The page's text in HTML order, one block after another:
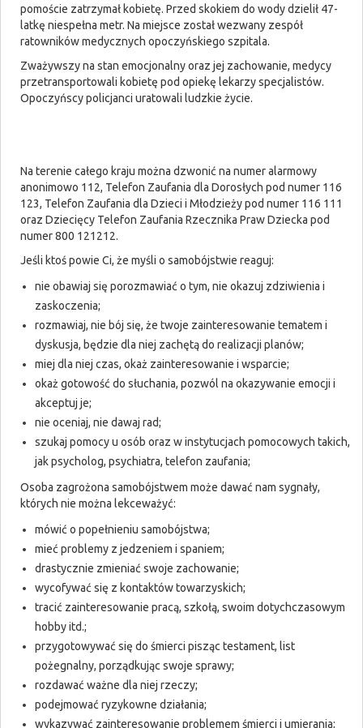
pomoście zatrzymał kobietę. Przed skokiem do wody dzielił 47-
latkę niespełna metr. Na miejsce został wezwany zespół
ratowników medycznych opoczyńskiego szpitala.
Zważywszy na stan emocjonalny oraz jej zachowanie, medycy
przetransportowali kobietę pod opiekę lekarzy specjalistów.
Opoczyńscy policjanci uratowali ludzkie życie.
Na terenie całego kraju można dzwonić na numer alarmowy
anonimowo 112, Telefon Zaufania dla Dorosłych pod numer 116
123, Telefon Zaufania dla Dzieci i Młodzieży pod numer 116 111
oraz Dziecięcy Telefon Zaufania Rzecznika Praw Dziecka pod
numer 800 121212.
Jeśli ktoś powie Ci, że myśli o samobójstwie reaguj:
nie obawiaj się porozmawiać o tym, nie okazuj zdziwienia i
zaskoczenia;
rozmawiaj, nie bój się, że twoje zainteresowanie tematem i
dyskusja, będzie dla niej zachętą do realizacji planów;
miej dla niej czas, okaż zainteresowanie i wsparcie;
okaż gotowość do słuchania, pozwól na okazywanie emocji i
akceptuj je;
nie oceniaj, nie dawaj rad;
szukaj pomocy u osób oraz w instytucjach pomocowych takich,
jak psycholog, psychiatra, telefon zaufania;
Osoba zagrożona samobójstwem może dawać nam sygnały,
których nie można lekceważyć:
mówić o popełnieniu samobójstwa;
mieć problemy z jedzeniem i spaniem;
drastycznie zmieniać swoje zachowanie;
wycofywać się z kontaktów towarzyskich;
tracić zainteresowanie pracą, szkołą, swoim dotychczasowym
hobby itd.;
przygotowywać się do śmierci pisząc testament, list
pożegnalny, porządkując swoje sprawy;
rozdawać ważne dla niej rzeczy;
podejmować ryzykowne działania;
wykazywać zainteresowanie problemem śmierci i umierania;